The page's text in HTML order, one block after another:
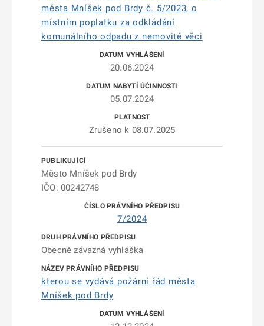
města Mníšek pod Brdy č. 5/2023, o
místním poplatku za odkládání
komunálního odpadu z nemovité věci
20.06.2024
05.07.2024
Zrušeno k 08.07.2025
Město Mníšek pod Brdy
IČO: 00242748
7/2024
Obecně závazná vyhláška
kterou se vydává požární řád města
Mníšek pod Brdy